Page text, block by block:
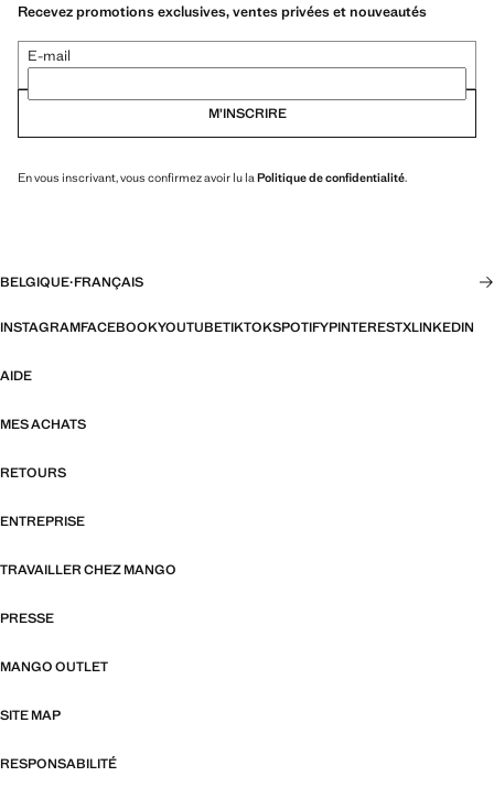
Recevez promotions exclusives, ventes privées et nouveautés
E-mail
M’INSCRIRE
En vous inscrivant, vous confirmez avoir lu la Politique de confidentialité.
BELGIQUE·FRANÇAIS
INSTAGRAMFACEBOOKYOUTUBETIKTOKSPOTIFYPINTERESTXLINKEDIN
AIDE
MES ACHATS
RETOURS
ENTREPRISE
TRAVAILLER CHEZ MANGO
PRESSE
MANGO OUTLET
SITE MAP
RESPONSABILITÉ